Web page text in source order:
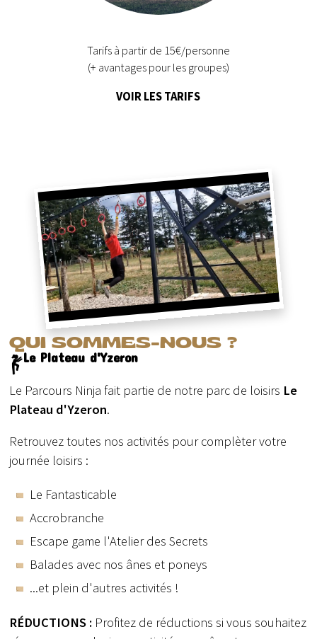
Tarifs à partir de 15€/personne
(+ avantages pour les groupes)
VOIR LES TARIFS
QUI SOMMES-NOUS ?
Le Plateau d'Yzeron
Le Parcours Ninja fait partie de notre parc de loisirs Le
Plateau d'Yzeron.
Retrouvez toutes nos activités pour complèter votre
journée loisirs :
Le Fantasticable
Accrobranche
Escape game l'Atelier des Secrets
Balades avec nos ânes et poneys
...et plein d'autres activités !
RÉDUCTIONS : Profitez de réductions si vous souhaitez